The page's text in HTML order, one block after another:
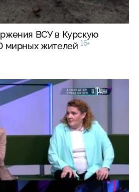
ВСУ в Курскую
мирных жителей 16+